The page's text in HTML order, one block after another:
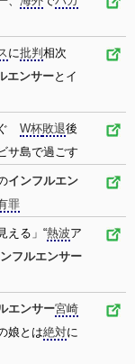
に批判 相次
エンサーとイ
W杯敗退後
サ島で過ごす
インフルエン
罪
える」“熱波ア
フルエンサー
エンサー宮崎
娘とは絶対に